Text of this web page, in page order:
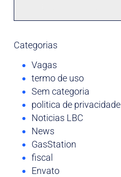
Categorias
Vagas
termo de uso
Sem categoria
politica de privacidade
Noticias LBC
News
GasStation
fiscal
Envato